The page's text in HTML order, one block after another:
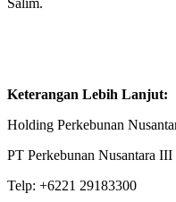
Salim.
Keterangan Lebih Lanjut:
Holding Perkebunan
PT Perkebunan Nusantara III
Telp: +6221 29183300